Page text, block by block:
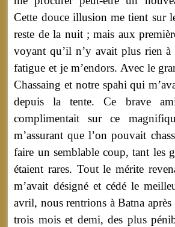
Cette douce illusion me tient sur
reste de la nuit ; mais aux
voyant qu’il n’y avait plus rien à
fatigue et je m’endors. Avec le
Chassaing et notre spahi qui
depuis la tente. Ce brave
complimentait sur ce
m’assurant que l’on pouvait
faire un semblable coup, tant les
étaient rares. Tout le mérite
m’avait désigné et cédé le
avril, nous rentrions à Batna après
trois mois et demi, des plus